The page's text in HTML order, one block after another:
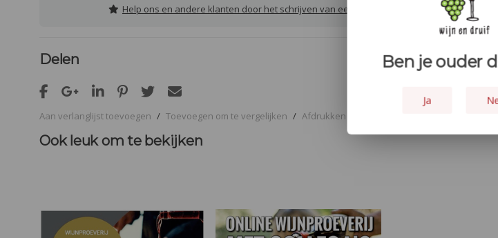
Help ons en andere klanten door het schrijven van een review
Delen
Aan verlanglijst toevoegen / Toevoegen om te vergelijken / Afdrukken
Ook leuk om te bekijken
Ben je ouder
Ja